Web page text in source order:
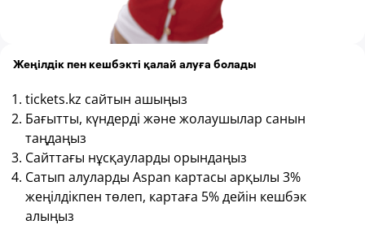
Жеңілдік пен кешбэкті қалай алуға болады
tickets.kz сайтын ашыңыз
Бағытты, күндерді және жолаушылар санын
таңдаңыз
Сайттағы нұсқауларды орындаңыз
Сатып алуларды Aspan картасы арқылы 3%
жеңілдікпен төлеп, картаға 5% дейін кешбэк
алыңыз